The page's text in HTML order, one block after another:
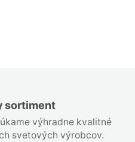
sortiment
výhradne kvalitné
svetových výrobcov.